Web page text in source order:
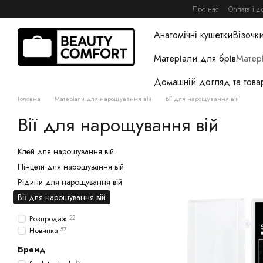
Про нас Оплата і
Книги, журнали, гайди
Анатомічні кушетки
Матеріали для брів
Домашній догляд та
Головна Матеріали для нарощування вій Вії для нарощування вій
Вії для нарощування вій
Клей для нарощування вій
Пінцети для нарощування вій
Рідини для нарощування вій
Вії для нарощування вій
Розпродаж 22
Новинка 57
Бренд